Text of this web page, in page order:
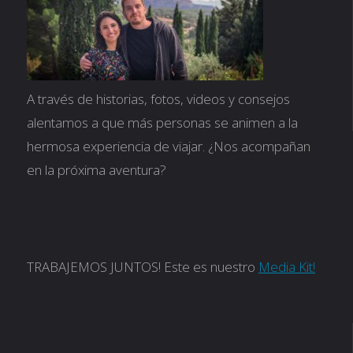
Montepulciano,
rincón
más
pintoresco
A través de historias, fotos, videos y consejos
alentamos a que más personas se animen a la
hermosa experiencia de viajar. ¿Nos acompañan
en la próxima aventura?
TRABAJEMOS JUNTOS! Este es nuestro Media Kit!